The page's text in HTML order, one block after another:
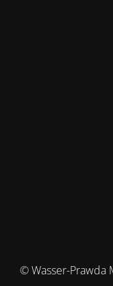
© Wasser-Prawda